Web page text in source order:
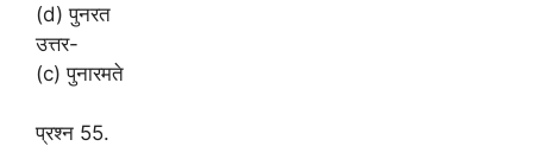
(d) पुनरत
उत्तर-
(c) पुनारमते
प्रश्न 55.